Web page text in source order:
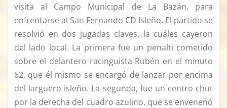
visita al Campo Municipal de La Bazán, para
enfrentarse al San Fernando CD Isleño. El partido se
resolvió en dos jugadas claves, la cuáles cayeron
del lado local. La primera fue un penalti cometido
sobre el delantero racinguista Rubén en el minuto
62, que él mismo se encargó de lanzar por encima
del larguero isleño. La segunda, fue un centro chut
por la derecha del cuadro azulino, que se envenenó